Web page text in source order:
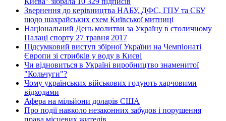
Звернення до керівництва НАБУ, ДФС, ГПУ та СБУ
щодо шахрайських схем Київської митниці
Національний День молитви за Україну в столичному
Палаці спорту 27 травня 2017
Підсумковий виступ збірної України на Чемпіонаті
Європи зі стрибків у воду в Києві
Чи відновиться в Україні виробництво знаменитої
"Кольчуги"?
Чому українських військових годують харчовими
відходами
Афера на мільйони доларів США
Про події навколо незаконних забудов і порушення
права місцевих жителів